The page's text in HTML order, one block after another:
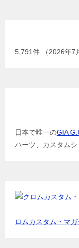
5,791件 （2026年7
日本で唯一のGIA
ハーツ、カスタムシ
ロムカスタム・マ